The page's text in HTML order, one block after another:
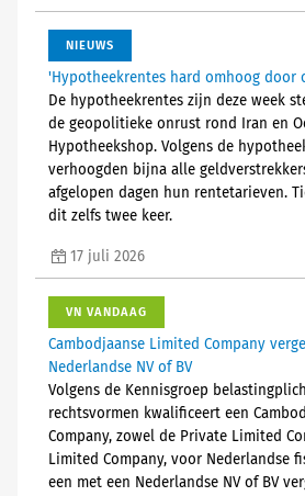
NIEUWS
'Hypotheekrentes hard omhoog door
De hypotheekrentes zijn deze week
de geopolitieke onrust rond Iran en
Hypotheekshop. Volgens de
verhoogden bijna alle
afgelopen dagen hun rentetarieven.
dit zelfs twee keer.
17 juli 2026
VN VANDAAG
Cambodjaanse Limited Company
Nederlandse NV of BV
Volgens de Kennisgroep
rechtsvormen kwalificeert een
Company, zowel de Private Limited
Limited Company, voor Nederlandse
een met een Nederlandse NV of BV